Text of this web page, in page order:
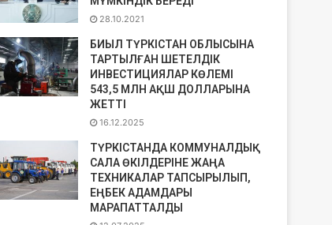
28.10.2021
БИЫЛ ТҮРКІСТАН ОБЛЫСЫНА
ТАРТЫЛҒАН ШЕТЕЛДІК
ИНВЕСТИЦИЯЛАР КӨЛЕМІ
543,5 МЛН АҚШ ДОЛЛАРЫНА
ЖЕТТІ
16.12.2025
ТҮРКІСТАНДА КОММУНАЛДЫҚ
САЛА ӨКІЛДЕРІНЕ ЖАҢА
ТЕХНИКАЛАР ТАПСЫРЫЛЫП,
ЕҢБЕК АДАМДАРЫ
МАРАПАТТАЛДЫ